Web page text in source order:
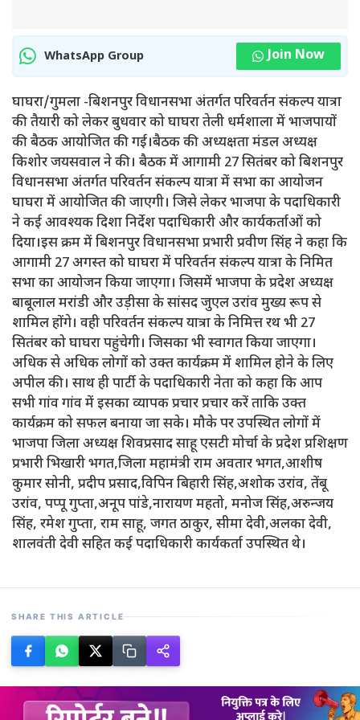
WhatsApp Group Join Now
घाघरा/गुमला -बिशनपुर विधानसभा अंतर्गत परिवर्तन संकल्प यात्रा
की तैयारी को लेकर बुधवार को घाघरा तेली धर्मशाला में भाजपायों
की बैठक आयोजित की गई।बैठक की अध्यक्षता मंडल अध्यक्ष
किशोर जयसवाल ने की। बैठक में आगामी 27 सितंबर को बिशनपुर
विधानसभा अंतर्गत परिवर्तन संकल्प यात्रा में सभा का आयोजन
घाघरा में आयोजित की जाएगी। जिसे लेकर भाजपा के पदाधिकारी
ने कई आवश्यक दिशा निर्देश पदाधिकारी और कार्यकर्ताओं को
दिया।इस क्रम में बिशनपुर विधानसभा प्रभारी प्रवीण सिंह ने कहा कि
आगामी 27 अगस्त को घाघरा में परिवर्तन संकल्प यात्रा के निमित
सभा का आयोजन किया जाएगा। जिसमें भाजपा के प्रदेश अध्यक्ष
बाबूलाल मरांडी और उड़ीसा के सांसद जुएल उरांव मुख्य रूप से
शामिल होंगे। वही परिवर्तन संकल्प यात्रा के निमित्त रथ भी 27
सितंबर को घाघरा पहुंचेगी। जिसका भी स्वागत किया जाएगा।
अधिक से अधिक लोगों को उक्त कार्यक्रम में शामिल होने के लिए
अपील की। साथ ही पार्टी के पदाधिकारी नेता को कहा कि आप
सभी गांव गांव में इसका व्यापक प्रचार प्रचार करें ताकि उक्त
कार्यक्रम को सफल बनाया जा सके। मौके पर उपस्थित लोगों में
भाजपा जिला अध्यक्ष शिवप्रसाद साहू एसटी मोर्चा के प्रदेश प्रशिक्षण
प्रभारी भिखारी भगत,जिला महामंत्री राम अवतार भगत,आशीष
कुमार सोनी, प्रदीप प्रसाद,विपिन बिहारी सिंह,अशोक उरांव, तेंबू
उरांव, पप्पू गुप्ता,अनूप पांडे,नारायण महतो, मनोज सिंह,अरुन्जय
सिंह, रमेश गुप्ता, राम साहू, जगत ठाकुर, सीमा देवी,अलका देवी,
शालवंती देवी सहित कई पदाधिकारी कार्यकर्ता उपस्थित थे।
SHARE THIS ARTICLE